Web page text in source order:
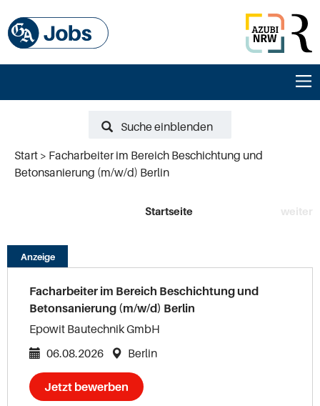
Suche einblenden
Start
Facharbeiter im Bereich Beschichtung und
Betonsanierung (m/w/d) Berlin
Startseite weiter
Anzeige
Facharbeiter im Bereich Beschichtung und
Betonsanierung (m/w/d) Berlin
Epowit Bautechnik GmbH
06.08.2026
Berlin
Jetzt bewerben